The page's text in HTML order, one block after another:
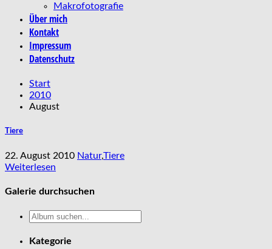
Makrofotografie
Über mich
Kontakt
Impressum
Datenschutz
Start
2010
August
Tiere
22. August 2010 Natur,Tiere
Weiterlesen
Galerie durchsuchen
Kategorie